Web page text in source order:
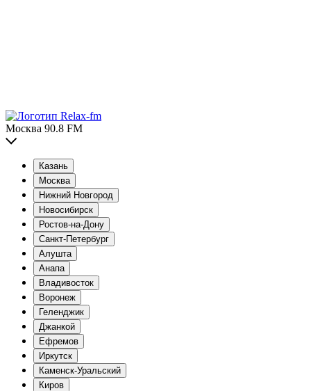
Москва 90.8 FM
Казань
Москва
Нижний Новгород
Новосибирск
Ростов-на-Дону
Санкт-Петербург
Алушта
Анапа
Владивосток
Воронеж
Геленджик
Джанкой
Ефремов
Иркутск
Каменск-Уральский
Киров